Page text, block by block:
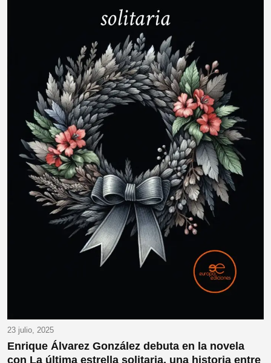
23 julio, 2025
Enrique Álvarez González debuta en la novela
con La última estrella solitaria, una historia entre